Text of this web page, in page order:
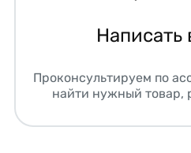
Написать
Проконсультируем по
найти нужный товар,